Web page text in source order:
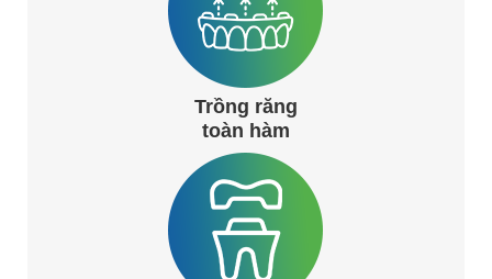
Trồng răng
toàn hàm